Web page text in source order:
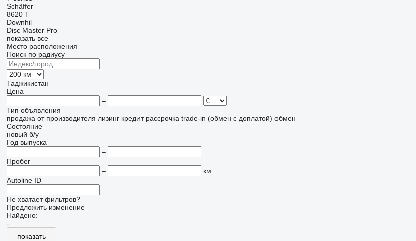
Schäffer
8620 T
Downhil
Disc Master Pro
показать все
Место расположения
Поиск по радиусу
Таджикистан
Цена
–
Тип объявления
продажа от производителя лизинг кредит рассрочка trade-in (обмен с доплатой) обмен
Состояние
новый б/у
Год выпуска
–
Пробег
–
км
Autoline ID
Не хватает фильтров?
Предложить изменение
Найдено:
-
показать